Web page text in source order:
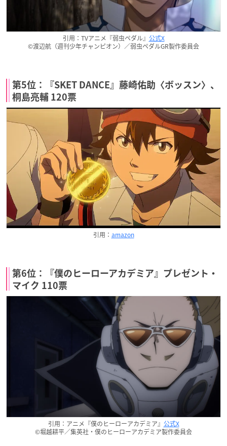
引用：TVアニメ『弱虫ペダル』 公式X
©渡辺航（週刊少年チャンピオン）／弱虫ペダルGR製作委員会
第5位：『SKET DANCE』藤崎佑助〈ボッスン〉、
桐島亮輔 120票
引用： amazon
第6位：『僕のヒーローアカデミア』プレゼント・
マイク 110票
引用：アニメ『僕のヒーローアカデミア』 公式X
©堀越耕平／集英社・僕のヒーローアカデミア製作委員会